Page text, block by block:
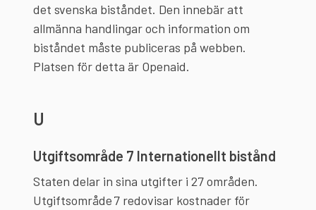
det svenska biståndet. Den innebär att
allmänna handlingar och information om
biståndet måste publiceras på webben.
Platsen för detta är Openaid.
U
Utgiftsområde 7 Internationellt bistånd
Staten delar in sina utgifter i 27 områden.
Utgiftsområde 7 redovisar kostnader för